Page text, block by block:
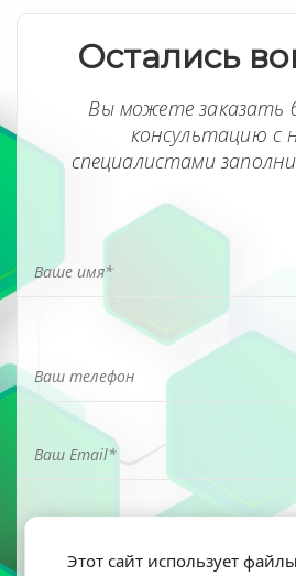
Остались
Вы можете заказать
консультацию с
специалистами
Этот сайт использует